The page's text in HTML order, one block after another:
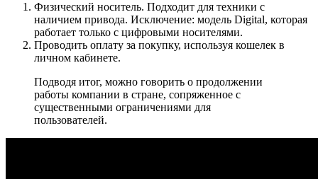
Физический носитель. Подходит для техники с
наличием привода. Исключение: модель Digital, которая
работает только с цифровыми носителями.
Проводить оплату за покупку, используя кошелек в
личном кабинете.
Подводя итог, можно говорить о продолжении
работы компании в стране, сопряженное с
существенными ограничениями для
пользователей.